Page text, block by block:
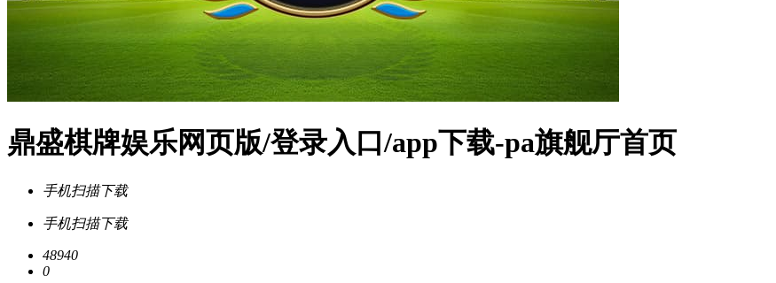
鼎盛棋牌娱乐网页版/登录入口/app下载-pa旗舰厅首页
手机扫描下载
手机扫描下载
48940
0